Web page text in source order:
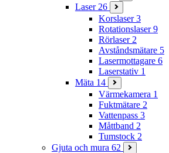
Laser 26
Korslaser 3
Rotationslaser 9
Rörlaser 2
Avståndsmätare 5
Lasermottagare 6
Laserstativ 1
Mäta 14
Värmekamera 1
Fuktmätare 2
Vattenpass 3
Måttband 2
Tumstock 2
Gjuta och mura 62